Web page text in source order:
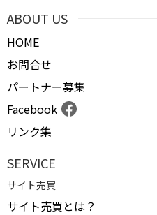
ABOUT US
HOME
お問合せ
パートナー募集
Facebook
リンク集
SERVICE
サイト売買
サイト売買とは？